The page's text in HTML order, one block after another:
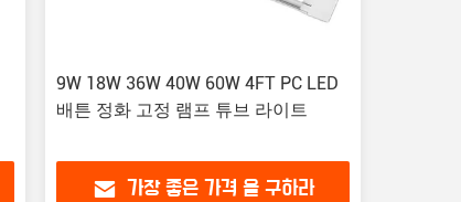
9W 18W 36W 40W 60W 4FT PC LED
배튼 정화 고정 램프 튜브 라이트
가장 좋은 가격 을 구하라